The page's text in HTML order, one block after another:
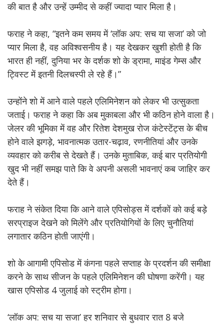
की बात है और उन्हें उम्मीद से कहीं ज्यादा प्यार मिला है।
फराह ने कहा, “इतने कम समय में ‘लॉक अप: सच या सजा’ को जो
प्यार मिला है, वह अविश्वसनीय है। यह देखकर खुशी होती है कि
भारत ही नहीं, दुनिया भर के दर्शक शो के ड्रामा, माइंड गेम्स और
ट्विस्ट में इतनी दिलचस्पी ले रहे हैं।”
उन्होंने शो में आने वाले पहले एलिमिनेशन को लेकर भी उत्सुकता
जताई। फराह ने कहा कि अब मुकाबला और भी कठिन होने वाला है।
जेलर की भूमिका में वह और रितेश देशमुख रोज कंटेस्टेंट्स के बीच
होने वाले झगड़े, भावनात्मक उतार-चढ़ाव, रणनीतियां और उनके
व्यवहार को करीब से देखते हैं। उनके मुताबिक, कई बार प्रतियोगी
खुद भी नहीं समझ पाते कि वे अपनी असली भावनाएं कब जाहिर कर
देते हैं।
फराह ने संकेत दिया कि आने वाले एपिसोड्स में दर्शकों को कई बड़े
सरप्राइज देखने को मिलेंगे और प्रतियोगियों के लिए चुनौतियां
लगातार कठिन होती जाएंगी।
शो के आगामी एपिसोड में कंगना पहले सप्ताह के प्रदर्शन की समीक्षा
करने के साथ सीजन के पहले एलिमिनेशन की घोषणा करेंगी। यह
खास एपिसोड 4 जुलाई को स्ट्रीम होगा।
‘लॉक अप: सच या सजा’ हर शनिवार से बुधवार रात 8 बजे